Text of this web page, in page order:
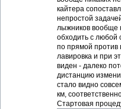
кайтера
непростой
лыжников вообще
обходить с любой
по прямой против
лавировка и при
виден - далеко
дистанцию
стало видно
км,
Стартовая